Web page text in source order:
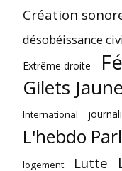
Création
désobéissance
Extrême droite
Gilets
International
L'hebdo
logement
Lutte